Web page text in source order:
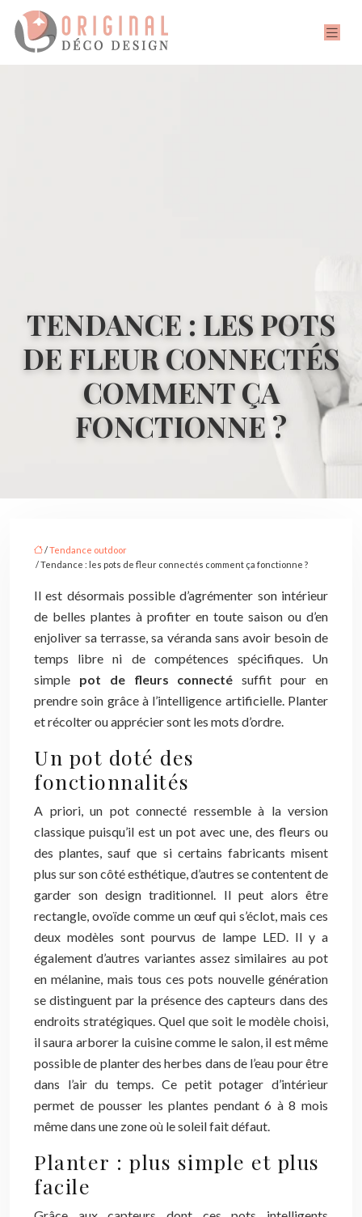
TENDANCE : LES POTS
DE FLEUR CONNECTÉS
COMMENT ÇA
FONCTIONNE ?
/Tendance outdoor
/ Tendance : les pots de fleur connectés comment ça fonctionne ?
Il est désormais possible d’agrémenter son intérieur
de belles plantes à profiter en toute saison ou d’en
enjoliver sa terrasse, sa véranda sans avoir besoin de
temps libre ni de compétences spécifiques. Un
simple pot de fleurs connecté suffit pour en
prendre soin grâce à l’intelligence artificielle. Planter
et récolter ou apprécier sont les mots d’ordre.
Un pot doté des
fonctionnalités
A priori, un pot connecté ressemble à la version
classique puisqu’il est un pot avec une, des fleurs ou
des plantes, sauf que si certains fabricants misent
plus sur son côté esthétique, d’autres se contentent de
garder son design traditionnel. Il peut alors être
rectangle, ovoïde comme un œuf qui s’éclot, mais ces
deux modèles sont pourvus de lampe LED. Il y a
également d’autres variantes assez similaires au pot
en mélanine, mais tous ces pots nouvelle génération
se distinguent par la présence des capteurs dans des
endroits stratégiques. Quel que soit le modèle choisi,
il saura arborer la cuisine comme le salon, il est même
possible de planter des herbes dans de l’eau pour être
dans l’air du temps. Ce petit potager d’intérieur
permet de pousser les plantes pendant 6 à 8 mois
même dans une zone où le soleil fait défaut.
Planter : plus simple et plus
facile